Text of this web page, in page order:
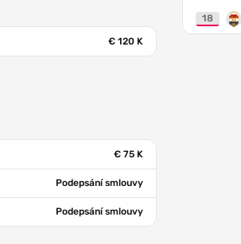
€ 120 K
€ 75 K
Podepsání smlouvy
Podepsání smlouvy
18